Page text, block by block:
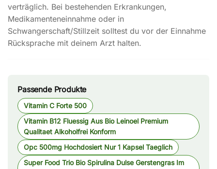
verträglich. Bei bestehenden Erkrankungen,
Medikamenteneinnahme oder in
Schwangerschaft/Stillzeit solltest du vor der Einnahme
Rücksprache mit deinem Arzt halten.
Passende Produkte
Vitamin C Forte 500
Vitamin B12 Fluessig Aus Bio Leinoel Premium
Qualitaet Alkoholfrei Konform
Opc 500mg Hochdosiert Nur 1 Kapsel Taeglich
Super Food Trio Bio Spirulina Dulse Gerstengras Im